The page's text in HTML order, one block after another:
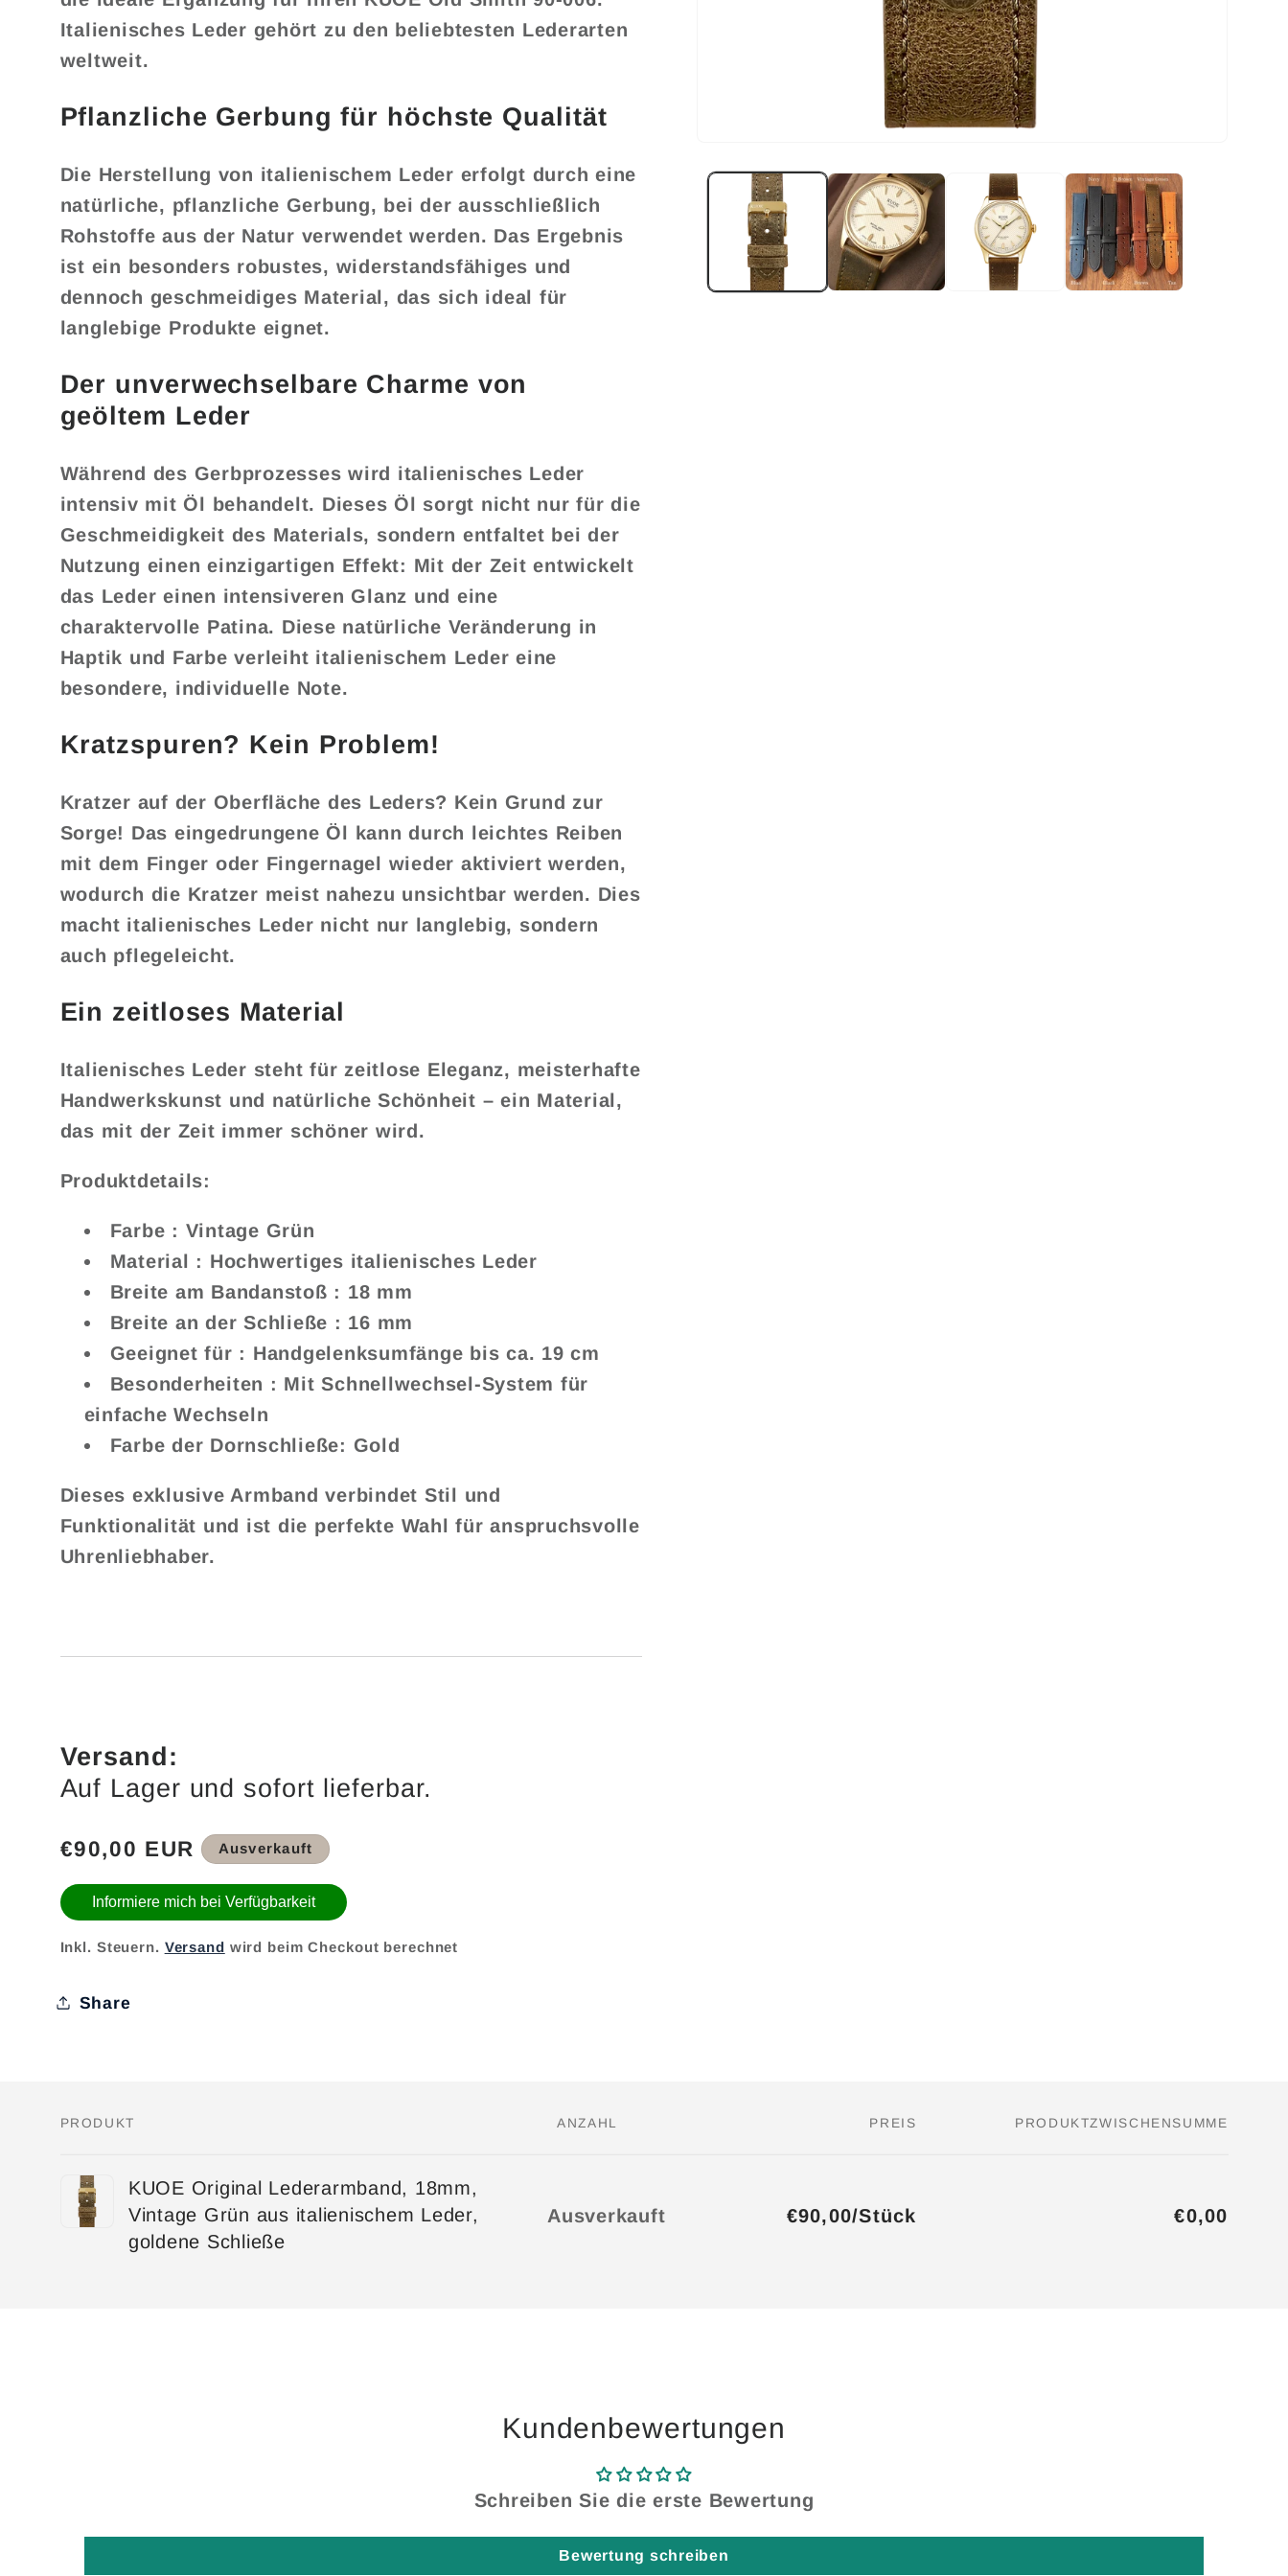
Italienisches Leder gehört zu den beliebtesten Lederarten
weltweit.
Pflanzliche Gerbung für höchste Qualität
Die Herstellung von italienischem Leder erfolgt durch eine
natürliche, pflanzliche Gerbung, bei der ausschließlich
Rohstoffe aus der Natur verwendet werden. Das Ergebnis
ist ein besonders robustes, widerstandsfähiges und
dennoch geschmeidiges Material, das sich ideal für
langlebige Produkte eignet.
Der unverwechselbare Charme von
geöltem Leder
Während des Gerbprozesses wird italienisches Leder
intensiv mit Öl behandelt. Dieses Öl sorgt nicht nur für die
Geschmeidigkeit des Materials, sondern entfaltet bei der
Nutzung einen einzigartigen Effekt: Mit der Zeit entwickelt
das Leder einen intensiveren Glanz und eine
charaktervolle Patina. Diese natürliche Veränderung in
Haptik und Farbe verleiht italienischem Leder eine
besondere, individuelle Note.
Kratzspuren? Kein Problem!
Kratzer auf der Oberfläche des Leders? Kein Grund zur
Sorge! Das eingedrungene Öl kann durch leichtes Reiben
mit dem Finger oder Fingernagel wieder aktiviert werden,
wodurch die Kratzer meist nahezu unsichtbar werden. Dies
macht italienisches Leder nicht nur langlebig, sondern
auch pflegeleicht.
Ein zeitloses Material
Italienisches Leder steht für zeitlose Eleganz, meisterhafte
Handwerkskunst und natürliche Schönheit – ein Material,
das mit der Zeit immer schöner wird.
Produktdetails:
Farbe : Vintage Grün
Material : Hochwertiges italienisches Leder
Breite am Bandanstoß : 18 mm
Breite an der Schließe : 16 mm
Geeignet für : Handgelenksumfänge bis ca. 19 cm
Besonderheiten : Mit Schnellwechsel-System für
einfache Wechseln
Farbe der Dornschließe: Gold
Dieses exklusive Armband verbindet Stil und
Funktionalität und ist die perfekte Wahl für anspruchsvolle
Uhrenliebhaber.
Versand:
Auf Lager und sofort lieferbar.
Normaler
Preis
€90,00 EUR Ausverkauft
Informiere mich bei Verfügbarkeit
Inkl. Steuern. Versand wird beim Checkout berechnet
Share
Warenkorb
PRODUKT ANZAHL PREIS PRODUKTZWISCHENSUMME
KUOE Original Lederarmband, 18mm,
Vintage Grün aus italienischem Leder,
goldene Schließe
Anzahl
Ausverkauft €90,00/Stück €0,00
Kundenbewertungen
Schreiben Sie die erste Bewertung
Bewertung schreiben